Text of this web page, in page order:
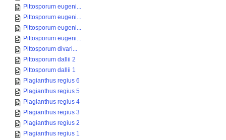
Pittosporum eugeni...
Pittosporum eugeni...
Pittosporum eugeni...
Pittosporum eugeni...
Pittosporum divari...
Pittosporum dallii 2
Pittosporum dallii 1
Plagianthus regius 6
Plagianthus regius 5
Plagianthus regius 4
Plagianthus regius 3
Plagianthus regius 2
Plagianthus regius 1